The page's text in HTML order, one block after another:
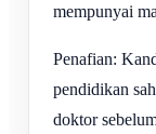
mempunyai
Penafian:
pendidikan
doktor